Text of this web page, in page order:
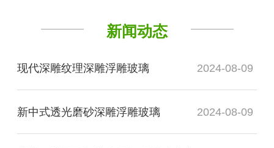
新闻动态
现代深雕纹理深雕浮雕玻璃 2024-08-09
新中式透光磨砂深雕浮雕玻璃 2024-08-09